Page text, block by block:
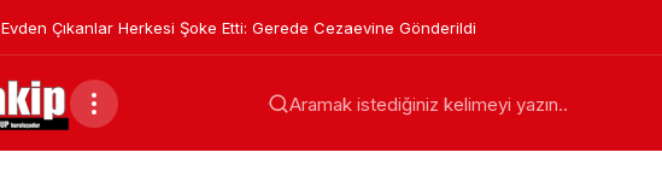
Evden Çıkanlar Herkesi Şoke Etti: Gerede Cezaevine Gönderildi